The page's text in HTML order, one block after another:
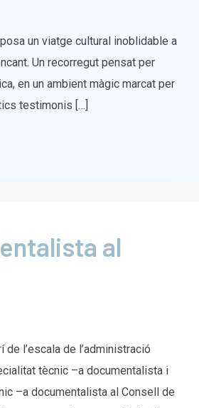
un viatge cultural inoblidable a
Un recorregut pensat per
en un ambient màgic marcat per
testimonis […]
al
l’escala de l’administració
tècnic –a documentalista i
–a documentalista al Consell de